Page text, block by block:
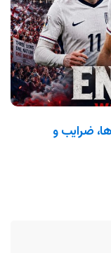
بازی‌ها، ضرایب و